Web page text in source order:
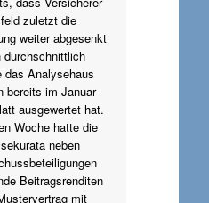
zuletzt die
weiter abgesenkt
durchschnittlich
das Analysehaus
bereits im Januar
ausgewertet hat.
Woche hatte die
neben
Beitragsrenditen
mit